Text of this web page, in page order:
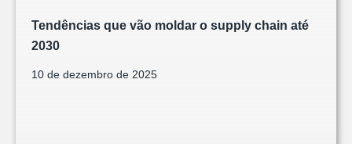
Tendências que vão moldar o supply chain até
2030
10 de dezembro de 2025